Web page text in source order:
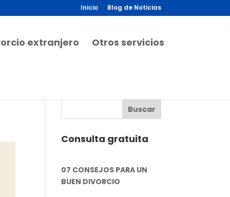
Inicio Blog de Noticias
extranjero Otros servicios
Consulta gratuita
07 CONSEJOS PARA UN
BUEN DIVORCIO